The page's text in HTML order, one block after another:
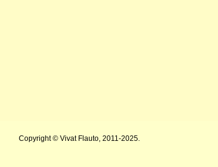
Copyright © Vivat Flauto, 2011-2025.